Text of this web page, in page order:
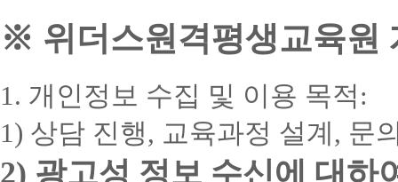
※ 위더스원격평생교육원
1. 개인정보 수집 및 이용 목적:
1) 상담 진행, 교육과정 설계, 문
2) 광고성 정보 수신에 대하